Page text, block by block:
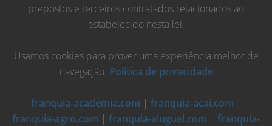
prepostos e terceiros contratados relacionados ao
estabelecido nesta lei.
Usamos cookies para prover uma experiência melhor de
navegação. Política de privacidade
franquia-academia.com | franquia-acai.com |
franquia-agro.com | franquia-aluguel.com | franquia-